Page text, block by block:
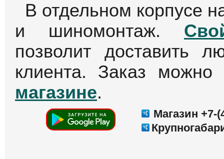
В отдельном корпусе
и шиномонтаж.
позволит доставить
клиента. Заказ
магазине.
Магазин +7-